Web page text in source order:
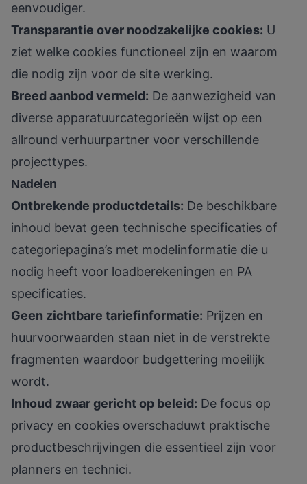
eenvoudiger.
Transparantie over noodzakelijke cookies: U
ziet welke cookies functioneel zijn en waarom
die nodig zijn voor de site werking.
Breed aanbod vermeld: De aanwezigheid van
diverse apparatuurcategorieën wijst op een
allround verhuurpartner voor verschillende
projecttypes.
Nadelen
Ontbrekende productdetails: De beschikbare
inhoud bevat geen technische specificaties of
categoriepagina’s met modelinformatie die u
nodig heeft voor loadberekeningen en PA
specificaties.
Geen zichtbare tariefinformatie: Prijzen en
huurvoorwaarden staan niet in de verstrekte
fragmenten waardoor budgettering moeilijk
wordt.
Inhoud zwaar gericht op beleid: De focus op
privacy en cookies overschaduwt praktische
productbeschrijvingen die essentieel zijn voor
planners en technici.